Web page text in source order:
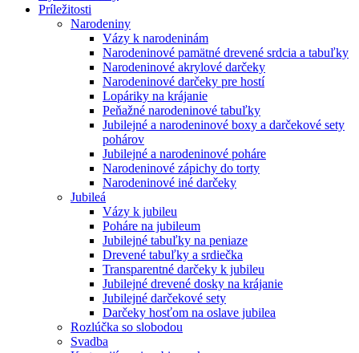
Príležitosti
Narodeniny
Vázy k narodeninám
Narodeninové pamätné drevené srdcia a tabuľky
Narodeninové akrylové darčeky
Narodeninové darčeky pre hostí
Lopáriky na krájanie
Peňažné narodeninové tabuľky
Jubilejné a narodeninové boxy a darčekové sety
pohárov
Jubilejné a narodeninové poháre
Narodeninové zápichy do torty
Narodeninové iné darčeky
Jubileá
Vázy k jubileu
Poháre na jubileum
Jubilejné tabuľky na peniaze
Drevené tabuľky a srdiečka
Transparentné darčeky k jubileu
Jubilejné drevené dosky na krájanie
Jubilejné darčekové sety
Darčeky hosťom na oslave jubilea
Rozlúčka so slobodou
Svadba